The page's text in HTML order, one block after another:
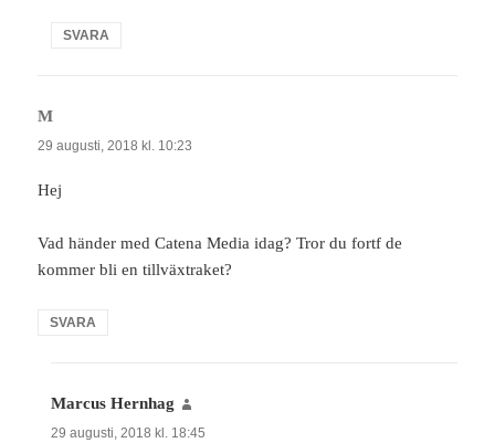
SVARA
M
29 augusti, 2018 kl. 10:23
Hej
Vad händer med Catena Media idag? Tror du fortf de
kommer bli en tillväxtraket?
SVARA
Marcus Hernhag
29 augusti, 2018 kl. 18:45